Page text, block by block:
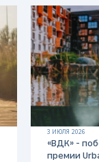
«ВДК» -
премии
3 ИЮЛЯ 2026